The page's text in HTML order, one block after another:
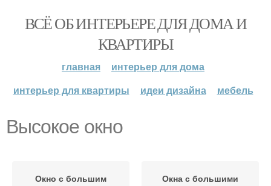
ВСЁ ОБ ИНТЕРЬЕРЕ ДЛЯ ДОМА И
КВАРТИРЫ
главная
интерьер для дома
интерьер для квартиры
идеи дизайна мебель
Высокое окно
Окно с большим
Окна с большими